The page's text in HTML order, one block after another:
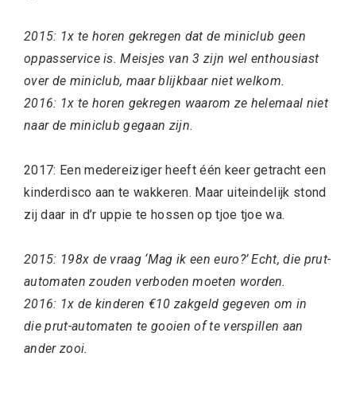
2015: 1x te horen gekregen dat de miniclub geen
oppasservice is. Meisjes van 3 zijn wel enthousiast
over de miniclub, maar blijkbaar niet welkom.
2016: 1x te horen gekregen waarom ze helemaal niet
naar de miniclub gegaan zijn.
2017: Een medereiziger heeft één keer getracht een
kinderdisco aan te wakkeren. Maar uiteindelijk stond
zij daar in d’r uppie te hossen op tjoe tjoe wa.
2015: 198x de vraag ‘Mag ik een euro?’ Echt, die prut-
automaten zouden verboden moeten worden.
2016: 1x de kinderen €10 zakgeld gegeven om in
die prut-automaten te gooien of te verspillen aan
ander zooi.